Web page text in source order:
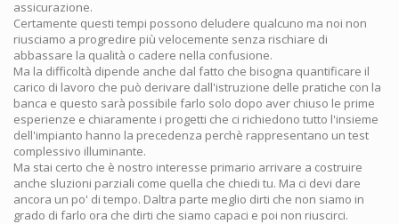
assicurazione.
Certamente questi tempi possono deludere qualcuno ma noi non
riusciamo a progredire più velocemente senza rischiare di
abbassare la qualità o cadere nella confusione.
Ma la difficoltà dipende anche dal fatto che bisogna quantificare il
carico di lavoro che può derivare dall'istruzione delle pratiche con la
banca e questo sarà possibile farlo solo dopo aver chiuso le prime
esperienze e chiaramente i progetti che ci richiedono tutto l'insieme
dell'impianto hanno la precedenza perchè rappresentano un test
complessivo illuminante.
Ma stai certo che è nostro interesse primario arrivare a costruire
anche sluzioni parziali come quella che chiedi tu. Ma ci devi dare
ancora un po' di tempo. Daltra parte meglio dirti che non siamo in
grado di farlo ora che dirti che siamo capaci e poi non riuscirci.